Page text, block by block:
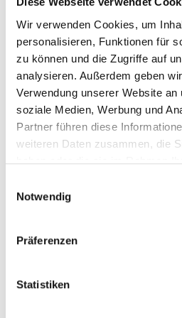
Wir verwenden Cookies, um
personalisieren, Funktionen für
zu können und die Zugriffe auf
analysieren. Außerdem geben
Verwendung unserer Website
soziale Medien, Werbung und
Partner führen diese
weiteren Daten zusammen, die
haben oder die sie im Rahmen
Notwendig
Präferenzen
Statistiken
NIKOLAUSKIRCHE LATSCH
Hauptplatz 14
39021Latsch
info@latsch.it
T+39 0473 62 31 09
WAR DER INHALT FÜR
Ja